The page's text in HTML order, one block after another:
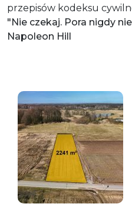
przepisów kodeksu
"Nie czekaj. Pora nigdy
Napoleon Hill